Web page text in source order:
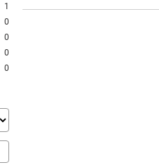
1
0
0
0
0